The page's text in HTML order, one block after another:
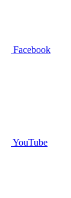
Facebook
YouTube